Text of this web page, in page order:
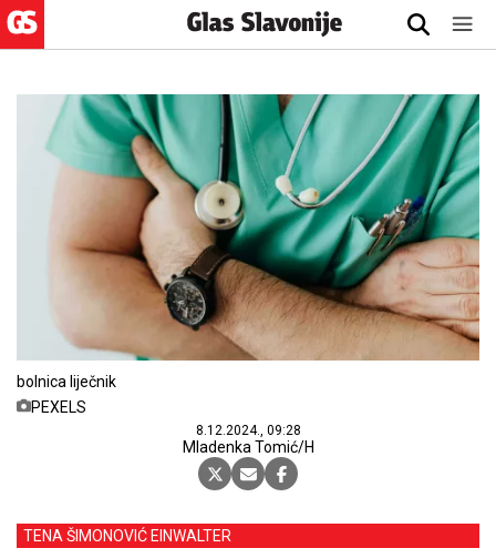
bolnica liječnik
PEXELS
8.12.2024., 09:28
Mladenka Tomić/H
TENA ŠIMONOVIĆ EINWALTER